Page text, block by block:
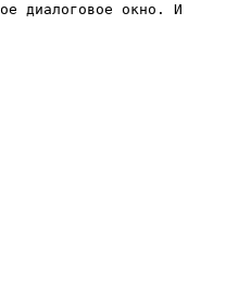
диалоговое окно. И